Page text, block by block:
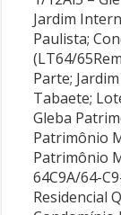
Jardim
Paulista;
(LT64/
Parte;
Tabaete;
Gleba
Patrimônio
Patrimônio
64C9A/64-
Residencial